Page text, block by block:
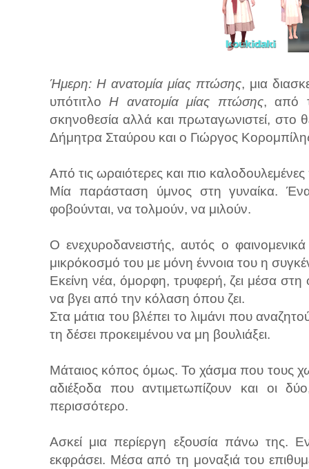
Ήμερη: Η ανατομία μίας πτώσης, μια
υπότιτλο Η ανατομία μίας πτώσης, από
σκηνοθεσία αλλά και πρωταγωνιστεί,
Δήμητρα Σταύρου και ο Γιώργος
Από τις ωραιότερες και πιο
Μία παράσταση ύμνος στη γυναίκα.
φοβούνται, να τολμούν, να μιλούν.
Ο ενεχυροδανειστής, αυτός ο
μικρόκοσμό του με μόνη έννοια του η
Εκείνη νέα, όμορφη, τρυφερή, ζει μέσα στη
να βγει από την κόλαση όπου ζει.
Στα μάτια του βλέπει το λιμάνι που
τη δέσει προκειμένου να μη βουλιάξει.
Μάταιος κόπος όμως. Το χάσμα που τους
αδιέξοδα που αντιμετωπίζουν και οι
περισσότερο.
Ασκεί μια περίεργη εξουσία πάνω της.
εκφράσει. Μέσα από τη μοναξιά του